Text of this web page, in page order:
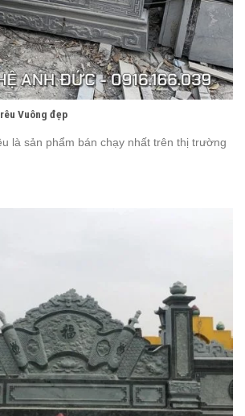
Vuông đẹp
là sản phẩm bán chạy nhất trên thị trường